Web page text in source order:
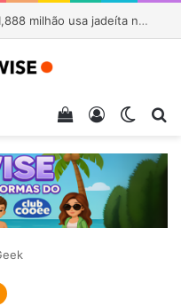
Festival Musimagem 2026 promove concertos, debates e cursos sobre música para audiovisual na USP
Entrar
Veja seu